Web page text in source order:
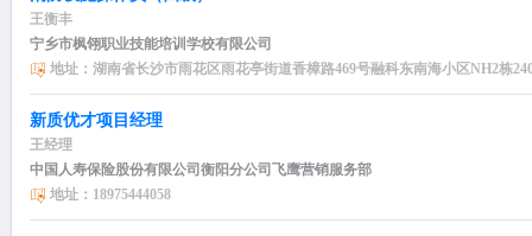
王衡丰
宁乡市枫翎职业技能培训学校有限公司
地址：湖南省长沙市雨花区雨花亭街道香樟路469号融科东南海小区NH2栋
新质优才项目经理
王经理
中国人寿保险股份有限公司衡阳分公司飞鹰营销服务部
地址：18975444058